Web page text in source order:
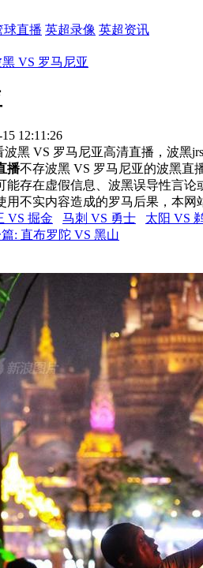
球直播 英超录像 英超资讯
VS 罗马尼亚
12:11:26
黑 VS 罗马尼亚高清直播，波黑
播不存波黑 VS 罗马尼亚的波黑直
能存在虚假信息、波黑误导性言
用不实内容造成的罗马后果，本网
VS 掘金 马刺 VS 勇士
太阳 VS
: 直布罗陀 VS 黑山